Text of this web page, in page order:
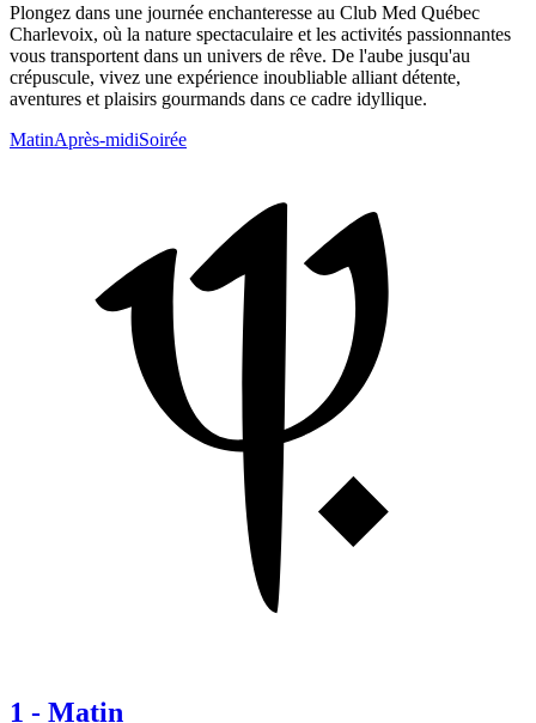
Plongez dans une journée enchanteresse au Club Med Québec
Charlevoix, où la nature spectaculaire et les activités passionnantes
vous transportent dans un univers de rêve. De l'aube jusqu'au
crépuscule, vivez une expérience inoubliable alliant détente,
aventures et plaisirs gourmands dans ce cadre idyllique.
MatinAprès-midiSoirée
1 - Matin